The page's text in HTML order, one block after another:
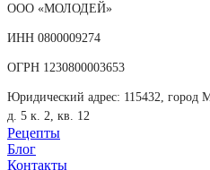
ООО «МОЛОДЕЙ»
ИНН 0800009274
ОГРН 1230800003653
Юридический адрес: 115432, город
д. 5 к. 2, кв. 12
Рецепты
Блог
Контакты